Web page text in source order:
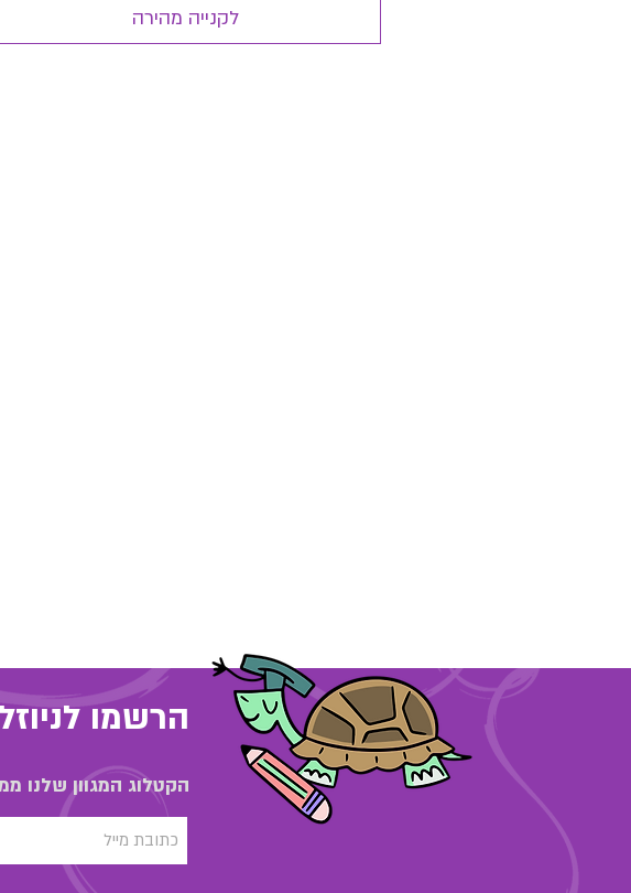
לקנייה מהירה
הרשמו
הקטלוג המגוון שלנו